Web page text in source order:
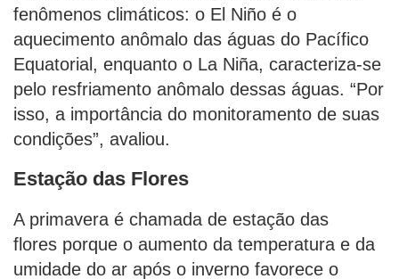
fenômenos climáticos: o El Niño é o
aquecimento anômalo das águas do Pacífico
Equatorial, enquanto o La Niña, caracteriza-se
pelo resfriamento anômalo dessas águas. “Por
isso, a importância do monitoramento de suas
condições”, avaliou.
Estação das Flores
A primavera é chamada de estação das
flores porque o aumento da temperatura e da
umidade do ar após o inverno favorece o